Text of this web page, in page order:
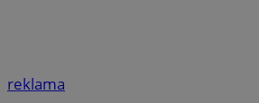
reklama